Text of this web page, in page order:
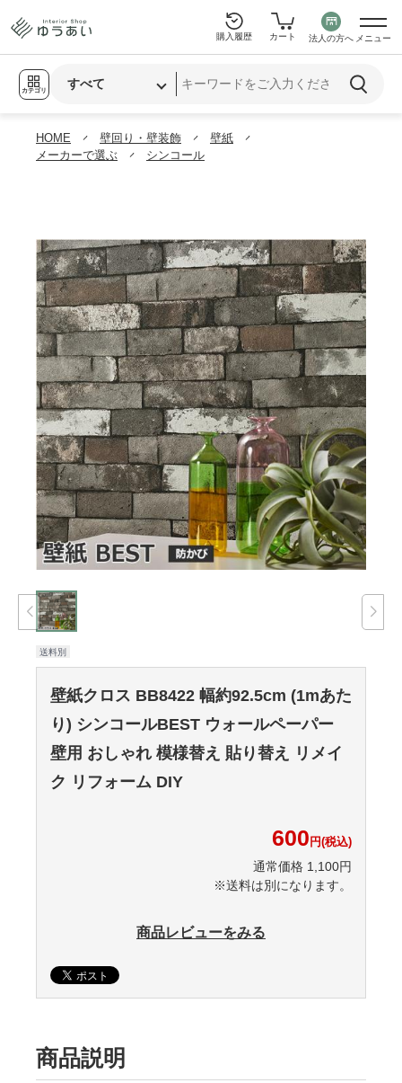
カテゴリ
購入履歴 カート 法人の方へ メニュー
HOME 壁回り・壁装飾
壁紙
メーカーで選ぶ
シンコール
送料別
壁紙クロス BB8422 幅約92.5cm (1mあた
り) シンコールBEST ウォールペーパー
壁用 おしゃれ 模様替え 貼り替え リメイ
ク リフォーム DIY
600 円(税込)
通常価格 1,100円
※送料は別になります。
商品レビューをみる
商品説明